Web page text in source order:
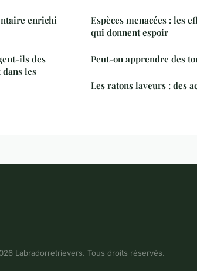
enrichi
ils des
les
Espèces menacées : les
qui donnent espoir
Peut-on apprendre des
Les ratons laveurs : des
Labradorretrievers. Tous droits réservés.